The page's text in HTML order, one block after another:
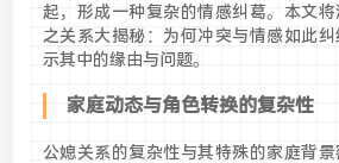
起，形成一种复杂的情感纠葛。本文
之关系大揭秘：为何冲突与情感如此
示其中的缘由与问题。
家庭动态与角色转换的复杂性
公媳关系的复杂性与其特殊的家庭背